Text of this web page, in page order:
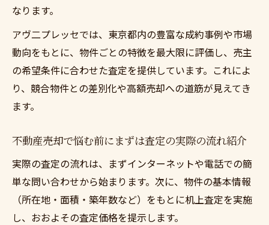
なります。
アヴ二プレッセでは、東京都内の豊富な成約事例や市場
動向をもとに、物件ごとの特徴を最大限に評価し、売主
の希望条件に合わせた査定を提供しています。これによ
り、競合物件との差別化や高額売却への道筋が見えてき
ます。
不動産売却で悩む前にまずは査定の実際の流れ紹介
実際の査定の流れは、まずインターネットや電話での簡
単な問い合わせから始まります。次に、物件の基本情報
（所在地・面積・築年数など）をもとに机上査定を実施
し、おおよその査定価格を提示します。